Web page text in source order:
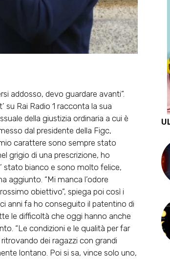
addosso, devo guardare avanti”.
su Rai Radio 1 racconta la sua
della giustizia ordinaria a cui è
dal presidente della Figc,
carattere sono sempre stato
grigio di una prescrizione, ho
stato bianco e sono molto felice,
aggiunto. “Mi manca l’odore
obiettivo”, spiega poi così i
anni fa ho conseguito il patentino di
le difficoltà che oggi hanno anche
“Le condizioni e le qualità per far
dei ragazzi con grandi
lontano. Poi si sa, vince solo uno,